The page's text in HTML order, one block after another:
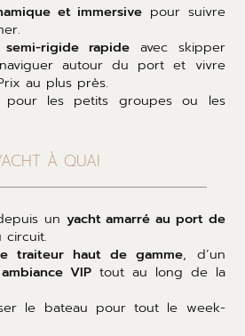
et immersive pour suivre
semi-rigide rapideavec skipper
autour du port et vivre
au plus près.
pour les petits groupes ou les
À QUAI
un yacht amarré au port de
traiteur haut de gamme, d’un
ambiance VIPtout au long de la
le bateau pour tout le week-